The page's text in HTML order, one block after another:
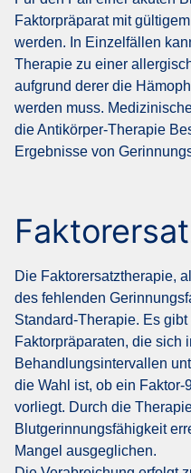
Faktorpräparat mit
werden. In Einzelfällen
Therapie zu einer
aufgrund derer die
werden muss.
die Antikörper-Therapie
Ergebnisse von
Die Faktorersatztherapie,
des fehlenden
Standard-Therapie. Es
Faktorpräparaten, die sich
Behandlungsintervallen
die Wahl ist, ob ein Faktor-
vorliegt. Durch die
Blutgerinnungsfähigkeit
Mangel ausgeglichen.